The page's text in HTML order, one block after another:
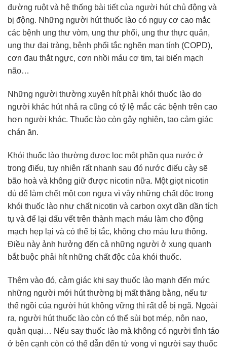
đường ruột và hệ thống bài tiết của người hút chủ động và
bị động. Những người hút thuốc lào có nguy cơ cao mắc
các bệnh ung thư vòm, ung thư phổi, ung thư thực quản,
ung thư đại tràng, bệnh phổi tắc nghẽn mạn tính (COPD),
cơn đau thắt ngực, cơn nhồi máu cơ tim, tai biến mạch
não…
Những người thường xuyên hít phải khói thuốc lào do
người khác hút nhả ra cũng có tỷ lệ mắc các bệnh trên cao
hơn người khác. Thuốc lào còn gây nghiện, tạo cảm giác
chán ăn.
Khói thuốc lào thường được lọc một phần qua nước ở
trong điếu, tuy nhiên rất nhanh sau đó nước điếu cày sẽ
bão hoà và không giữ được nicotin nữa. Một giọt nicotin
đủ để làm chết một con ngựa vì vậy những chất độc trong
khói thuốc lào như chất nicotin và carbon oxyt dần dần tích
tụ và để lại dấu vết trên thành mạch máu làm cho động
mạch hẹp lại và có thể bị tắc, không cho máu lưu thông.
Điều này ảnh hưởng đến cả những người ở xung quanh
bắt buộc phải hít những chất độc của khói thuốc.
Thêm vào đó, cảm giác khi say thuốc lào mạnh đến mức
những người mới hút thường bị mất thăng bằng, nếu tư
thế ngồi của người hút không vững thì rất dễ bị ngã. Ngoài
ra, người hút thuốc lào còn có thể sùi bọt mép, nôn nao,
quằn quại… Nếu say thuốc lào mà không có người tỉnh táo
ở bên cạnh còn có thể dẫn đến tử vong vì người say thuốc